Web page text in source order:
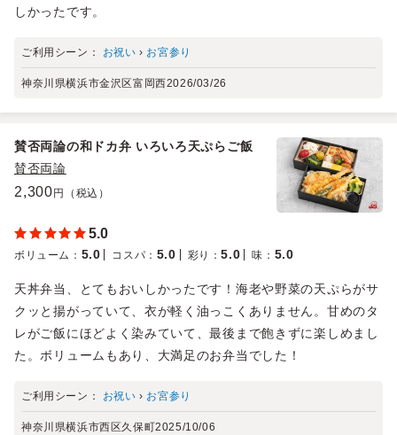
しかったです。
ご利用シーン： お祝い › お宮参り
神奈川県横浜市金沢区富岡西2026/03/26
賛否両論の和ドカ弁 いろいろ天ぷらご飯
賛否両論
2,300 円（税込）
5.0
ボリューム ： 5.0 コスパ ： 5.0 彩り ：5.0 味 ： 5.0
天丼弁当、とてもおいしかったです！海老や野菜の天ぷらがサ
クッと揚がっていて、衣が軽く油っこくありません。甘めのタ
レがご飯にほどよく染みていて、最後まで飽きずに楽しめまし
た。ボリュームもあり、大満足のお弁当でした！
ご利用シーン： お祝い › お宮参り
神奈川県横浜市西区久保町2025/10/06